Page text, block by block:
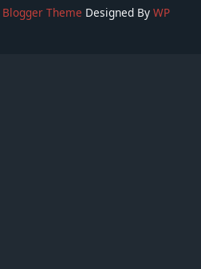
Blogger Theme Designed By WP